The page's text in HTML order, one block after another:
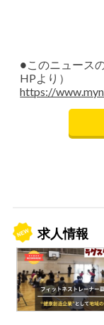
●このニュース
HPより）
https://
求人情報